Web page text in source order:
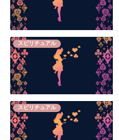
スピリチュアル
スピリチュアル